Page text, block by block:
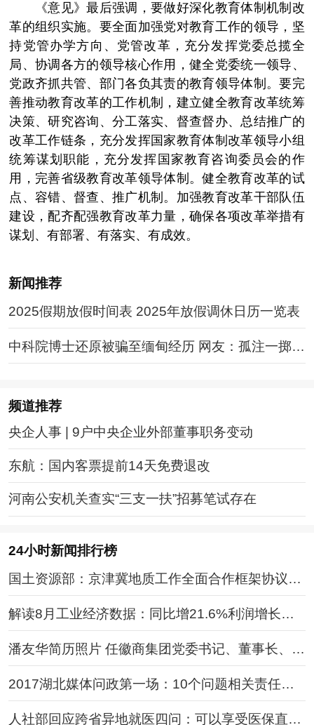
《意见》最后强调，要做好深化教育体制机制改
革的组织实施。要全面加强党对教育工作的领导，坚
持党管办学方向、党管改革，充分发挥党委总揽全
局、协调各方的领导核心作用，健全党委统一领导、
党政齐抓共管、部门各负其责的教育领导体制。要完
善推动教育改革的工作机制，建立健全教育改革统筹
决策、研究咨询、分工落实、督查督办、总结推广的
改革工作链条，充分发挥国家教育体制改革领导小组
统筹谋划职能，充分发挥国家教育咨询委员会的作
用，完善省级教育改革领导体制。健全教育改革的试
点、容错、督查、推广机制。加强教育改革干部队伍
建设，配齐配强教育改革力量，确保各项改革举措有
谋划、有部署、有落实、有成效。
新闻推荐
2025假期放假时间表 2025年放假调休日历一览表
中科院博士还原被骗至缅甸经历 网友：孤注一掷现
实版
频道推荐
央企人事 | 9户中央企业外部董事职务变动
东航：国内客票提前14天免费退改
河南公安机关查实“三支一扶”招募笔试存在
24小时新闻排行榜
国土资源部：京津冀地质工作全面合作框架协议签
订
解读8月工业经济数据：同比增21.6%利润增长加
快
潘友华简历照片 任徽商集团党委书记、董事长、总
经理
2017湖北媒体问政第一场：10个问题相关责任人
将被问责
人社部回应跨省异地就医四问：可以享受医保直接